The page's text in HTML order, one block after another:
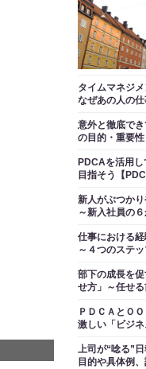
タイムマネジ
なぜあの人の
意外と徹底で
の目的・重要
PDCAを活用
目指そう【
新人がぶつかり
～新入社員の
仕事における
～４つのステ
部下の成長を
せ方」～任せ
ＰＤＣＡとＯ
激しい「ビジ
上司が“唸る”
目的や具体例